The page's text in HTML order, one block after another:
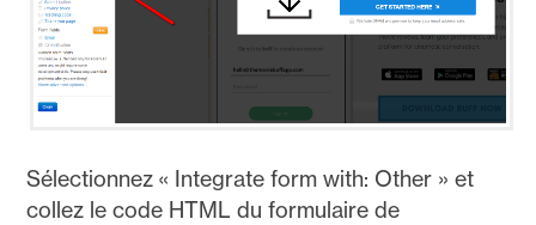
Sélectionnez « Integrate form with: Other » et
collez le code HTML du formulaire de